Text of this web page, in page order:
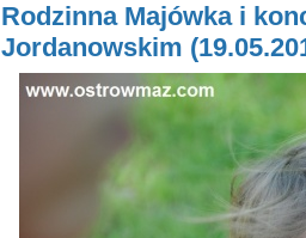
Rodzinna Majówka i
Jordanowskim